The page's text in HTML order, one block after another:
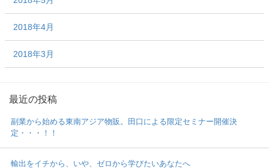
2018年4月
2018年3月
最近の投稿
副業から始める東南アジア物販。田口による限定セミナー開催決
定・・・！！
輸出をイチから、いや、ゼロから学びたいあなたへ